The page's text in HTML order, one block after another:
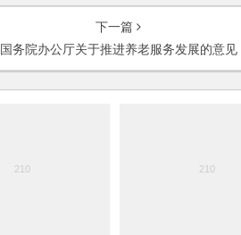
下一篇
国务院办公厅关于推进养老服务发展的意见